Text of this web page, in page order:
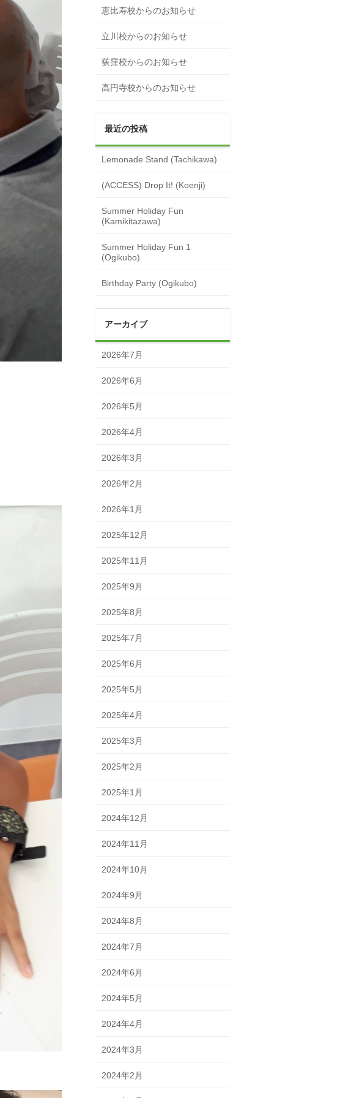
恵比寿校からのお知らせ
立川校からのお知らせ
荻窪校からのお知らせ
高円寺校からのお知らせ
最近の投稿
Lemonade Stand (Tachikawa)
(ACCESS) Drop It! (Koenji)
Summer Holiday Fun
(Kamikitazawa)
Summer Holiday Fun 1
(Ogikubo)
Birthday Party (Ogikubo)
アーカイブ
2026年7月
2026年6月
2026年5月
2026年4月
2026年3月
2026年2月
2026年1月
2025年12月
2025年11月
2025年9月
2025年8月
2025年7月
2025年6月
2025年5月
2025年4月
2025年3月
2025年2月
2025年1月
2024年12月
2024年11月
2024年10月
2024年9月
2024年8月
2024年7月
2024年6月
2024年5月
2024年4月
2024年3月
2024年2月